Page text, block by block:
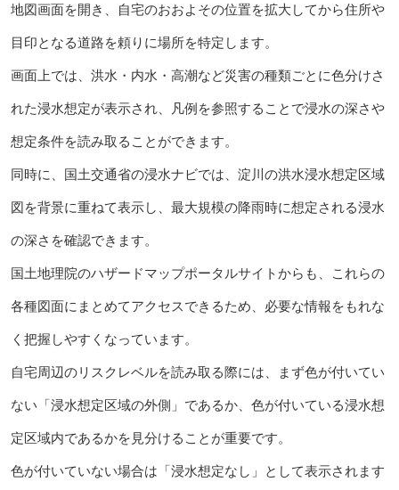
地図画面を開き、自宅のおおよその位置を拡大してから住所や
目印となる道路を頼りに場所を特定します。
画面上では、洪水・内水・高潮など災害の種類ごとに色分けさ
れた浸水想定が表示され、凡例を参照することで浸水の深さや
想定条件を読み取ることができます。
同時に、国土交通省の浸水ナビでは、淀川の洪水浸水想定区域
図を背景に重ねて表示し、最大規模の降雨時に想定される浸水
の深さを確認できます。
国土地理院のハザードマップポータルサイトからも、これらの
各種図面にまとめてアクセスできるため、必要な情報をもれな
く把握しやすくなっています。
自宅周辺のリスクレベルを読み取る際には、まず色が付いてい
ない「浸水想定区域の外側」であるか、色が付いている浸水想
定区域内であるかを見分けることが重要です。
色が付いていない場合は「浸水想定なし」として表示されます